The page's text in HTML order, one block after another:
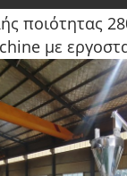
ποιότητας
με